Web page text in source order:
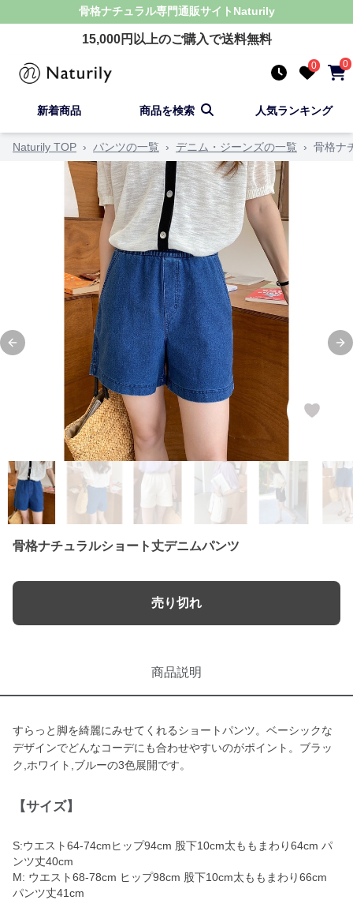
骨格ナチュラル専門通販サイト Naturily
15,000円以上のご購入で送料無料
0 0
新着商品 商品を検索 人気ランキング
Naturily TOP › パンツの一覧 › デニム・ジーンズの一覧 › 骨格ナ
Previous slide
骨格ナチュラルショート丈デニムパンツ
売り切れ
商品説明
すらっと脚を綺麗にみせてくれるショートパンツ。ベーシックな
デザインでどんなコーデにも合わせやすいのがポイント。ブラッ
ク,ホワイト,ブルーの3色展開です。
【サイズ】
S:ウエスト64-74cmヒップ94cm 股下10cm太ももまわり64cm パ
ンツ丈40cm
M: ウエスト68-78cm ヒップ98cm 股下10cm太ももまわり66cm
パンツ丈41cm